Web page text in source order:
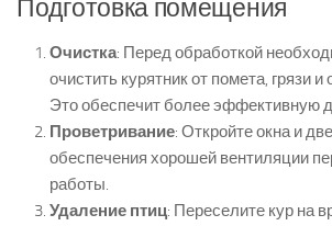
Подготовка помещения
Очистка: Перед обработкой
очистить курятник от помета, грязи и
Это обеспечит более эффективную
Проветривание: Откройте окна и
обеспечения хорошей вентиляции
работы.
Удаление птиц: Переселите кур на